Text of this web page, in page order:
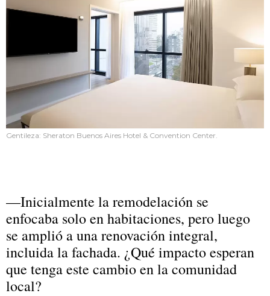
Gentileza: Sheraton Buenos Aires Hotel & Convention Center.
—Inicialmente la remodelación se
enfocaba solo en habitaciones, pero luego
se amplió a una renovación integral,
incluida la fachada. ¿Qué impacto esperan
que tenga este cambio en la comunidad
local?